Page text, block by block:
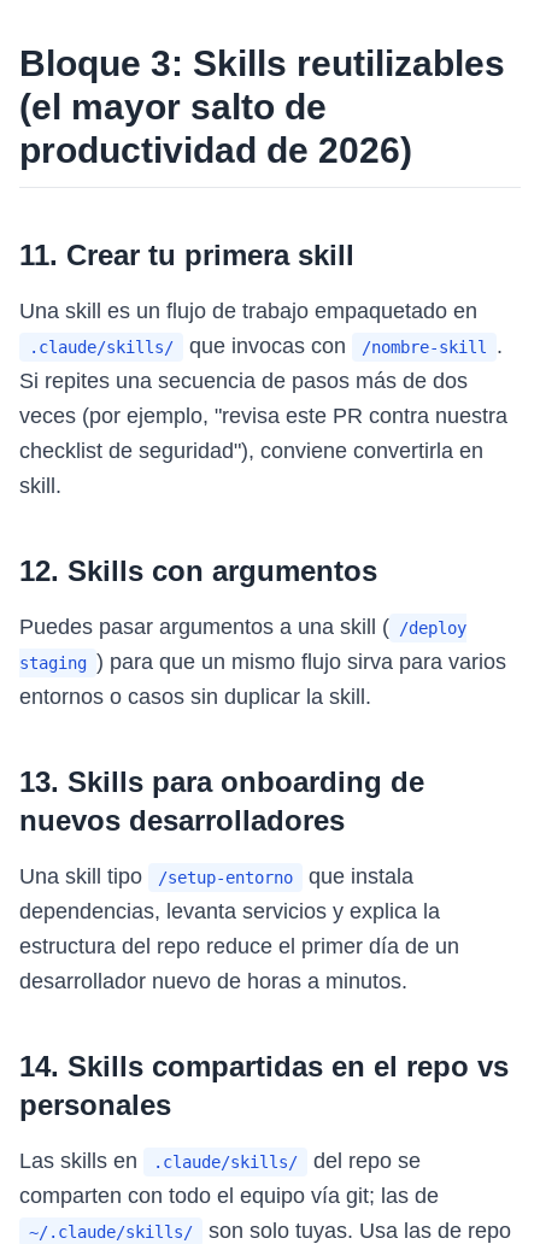
Bloque 3: Skills reutilizables
(el mayor salto de
productividad de 2026)
11. Crear tu primera skill
Una skill es un flujo de trabajo empaquetado en
.claude/skills/ que invocas con /nombre-skill
.
Si repites una secuencia de pasos más de dos
veces (por ejemplo, "revisa este PR contra nuestra
checklist de seguridad"), conviene convertirla en
skill.
12. Skills con argumentos
Puedes pasar argumentos a una skill (
/deploy
staging ) para que un mismo flujo sirva para varios
entornos o casos sin duplicar la skill.
13. Skills para onboarding de
nuevos desarrolladores
Una skill tipo /setup-entorno
que instala
dependencias, levanta servicios y explica la
estructura del repo reduce el primer día de un
desarrollador nuevo de horas a minutos.
14. Skills compartidas en el repo vs
personales
Las skills en .claude/skills/
del repo se
comparten con todo el equipo vía git; las de
~/.claude/skills/
son solo tuyas. Usa las de repo